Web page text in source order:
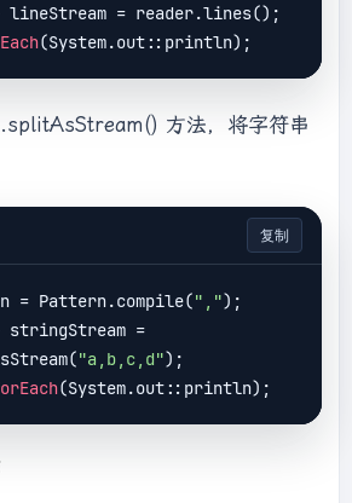
lineStream = reader.lines();
方法，将字符串
复制
= Pattern.compile(",");
stringStream =
"a,b,c,d");